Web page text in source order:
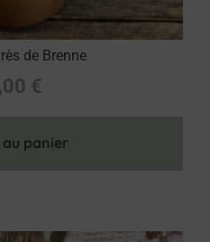
de Brenne
€
panier